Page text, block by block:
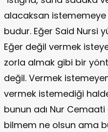
alacaksan istememeye
budur. Eğer Said Nursi
Eğer değil vermek
zorla almak gibi bir
değil. Vermek
vermek istemediği
bunun adı Nur Cemaati
bilmem ne olsun ama